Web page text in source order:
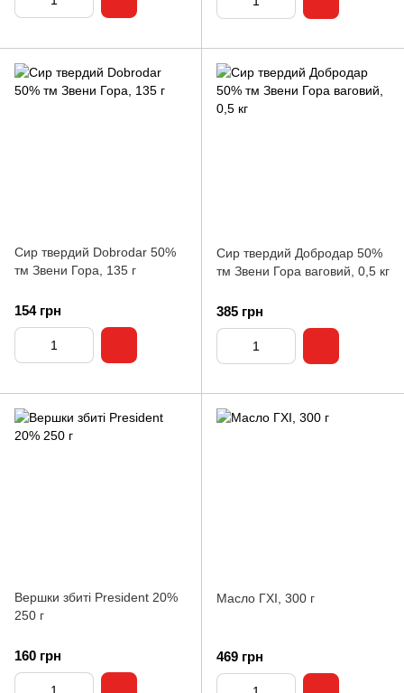
Сир твердий Dobrodar 50%
тм Звени Гора, 135 г
154 грн
Сир твердий Добродар 50%
тм Звени Гора ваговий, 0,5 кг
385 грн
Вершки збиті President 20%
250 г
160 грн
Масло ГХІ, 300 г
469 грн